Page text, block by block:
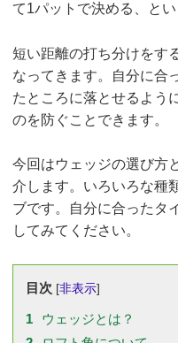
て1パットで決める、と
短い距離の打ち分けをす
なってきます。自分に合
たところに落とせるよう
のを防ぐことできます。
今回はウェッジの選び方
介します。いろいろな種
ブです。自分に合ったタ
してみてください。
目次 [非表示]
1
ウェッジとは？